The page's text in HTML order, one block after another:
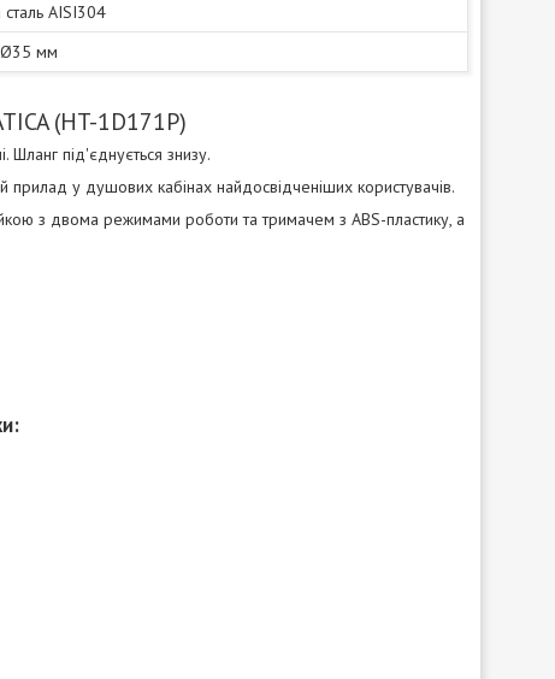
AISI304
Ø35 мм
(HT-1D171P)
під'єднується знизу.
прилад у душових кабінах найдосвідченіших користувачів.
з двома режимами роботи та тримачем з ABS-пластику, а